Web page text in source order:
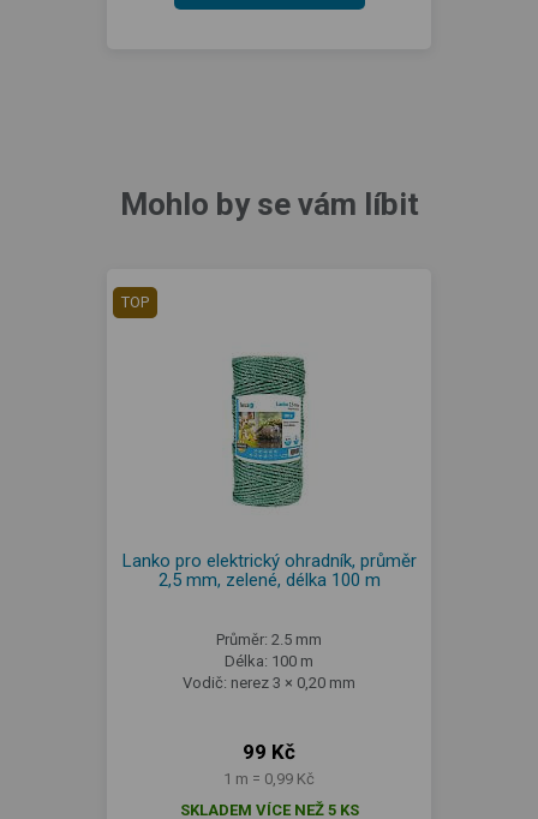
Mohlo by se vám líbit
TOP
Lanko pro elektrický ohradník, průměr
2,5 mm, zelené, délka 100 m
Průměr: 2.5 mm
Délka: 100 m
Vodič: nerez 3 × 0,20 mm
99 Kč
1 m = 0,99 Kč
SKLADEM VÍCE NEŽ 5 KS